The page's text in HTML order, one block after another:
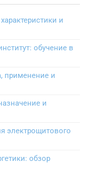
и
обучение в
применение и
и
электрощитового
обзор